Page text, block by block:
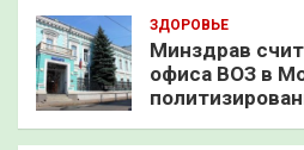
ЗДОРОВЬЕ
Минздрав
офиса ВОЗ в